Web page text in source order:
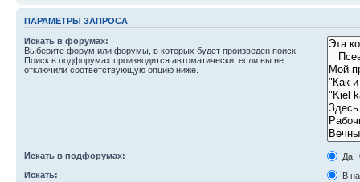
ПАРАМЕТРЫ ЗАПРОСА
Искать в форумах:
Выберите форум или форумы, в которых будет произведен поиск.
Поиск в подфорумах производится автоматически, если вы не
отключили соответствующую опцию ниже.
Искать в подфорумах:
Да
Искать:
В